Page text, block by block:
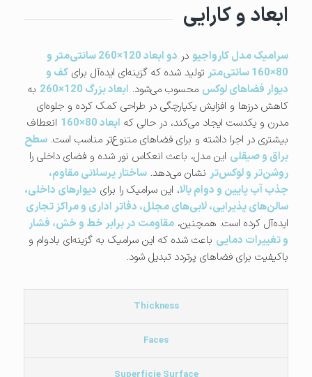
ابعاد و کارایی
سرامیک مدل کارواجیو در
دو ابعاد 120×260 سانتی‌متر و
80×160 سانتی‌متر
تولید شده که گزینه‌ای ایده‌آل برای کف و
دیوار فضاهای لوکس محسوب می‌شود. ابعاد بزرگ 120×260
به
کاهش درزها و افزایش یکپارچگی در طراحی کمک کرده و جلوه‌ای
مدرن و یکدست ایجاد می‌کند، در حالی که ابعاد 80×160
انعطاف
بیشتری در اجرا داشته و برای فضاهای متنوع‌تر مناسب است. سطح
براق و صیقلی این مدل، باعث انعکاس نور شده و فضای داخلی را
روشن‌تر و لوکس‌ترنشان می‌دهد. ساختار پرسلانی مقاوم،
جذب آب پایین و دوام بالا، این سرامیک را برای دیوارهای داخلی،
سالن‌های پذیرایی، لابی‌های مجلل، دفاتر اداری و مراکز تجاری
ایده‌آل کرده است. همچنین، مقاومت در برابر خط و خش، فشار
و تغییرات دمایی باعث شده که این سرامیک به گزینه‌ای بادوام و
باکیفیت برای فضاهای پرتردد تبدیل شود.
Thickness
Faces